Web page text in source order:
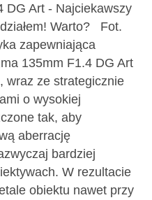
DG Art - Najciekawszy
Warto? Fot.
zapewniająca
135mm F1.4 DG Art
wraz ze strategicznie
o wysokiej
tak, aby
aberrację
bardziej
W rezultacie
obiektu nawet przy